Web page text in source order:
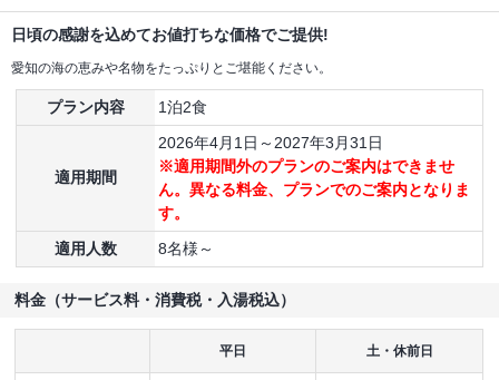
日頃の感謝を込めてお値打ちな価格でご提供!
愛知の海の恵みや名物をたっぷりとご堪能ください。
プラン内容 1泊2食
適用期間
2026年4月1日～2027年3月31日
※適用期間外のプランのご案内はできませ
ん。異なる料金、プランでのご案内となりま
す。
適用人数
8名様～
料金（サービス料・消費税・入湯税込）
平日 土・休前日